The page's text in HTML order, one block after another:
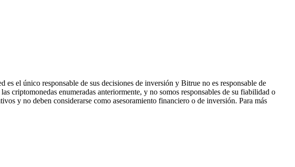
el único responsable de sus decisiones de inversión y Bitrue no es responsable de
criptomonedas enumeradas anteriormente, y no somos responsables de su fiabilidad o
y no deben considerarse como asesoramiento financiero o de inversión. Para más